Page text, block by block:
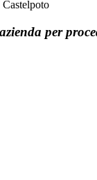
per